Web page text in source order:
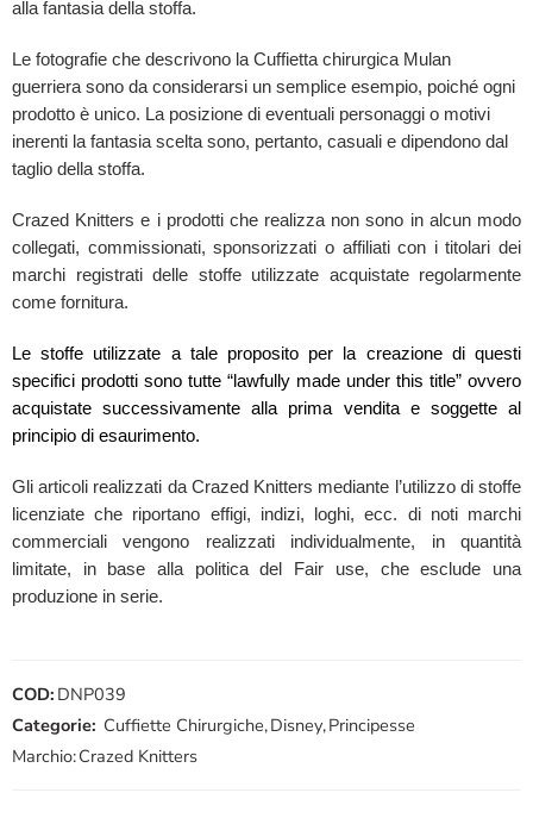
alla fantasia della stoffa.
Le fotografie che descrivono la Cuffietta chirurgica Mulan
guerriera sono da considerarsi un semplice esempio, poiché ogni
prodotto è unico. La posizione di eventuali personaggi o motivi
inerenti la fantasia scelta sono, pertanto, casuali e dipendono dal
taglio della stoffa.
Crazed Knitters e i prodotti che realizza non sono in alcun modo
collegati, commissionati, sponsorizzati o affiliati con i titolari dei
marchi registrati delle stoffe utilizzate acquistate regolarmente
come fornitura.
Le stoffe utilizzate a tale proposito per la creazione di questi
specifici prodotti sono tutte “lawfully made under this title” ovvero
acquistate successivamente alla prima vendita e soggette al
principio di esaurimento.
Gli articoli realizzati da Crazed Knitters mediante l’utilizzo di stoffe
licenziate che riportano effigi, indizi, loghi, ecc. di noti marchi
commerciali vengono realizzati individualmente, in quantità
limitate, in base alla politica del Fair use, che esclude una
produzione in serie.
COD: DNP039
Categorie: Cuffiette Chirurgiche,Disney,Principesse
Marchio:Crazed Knitters